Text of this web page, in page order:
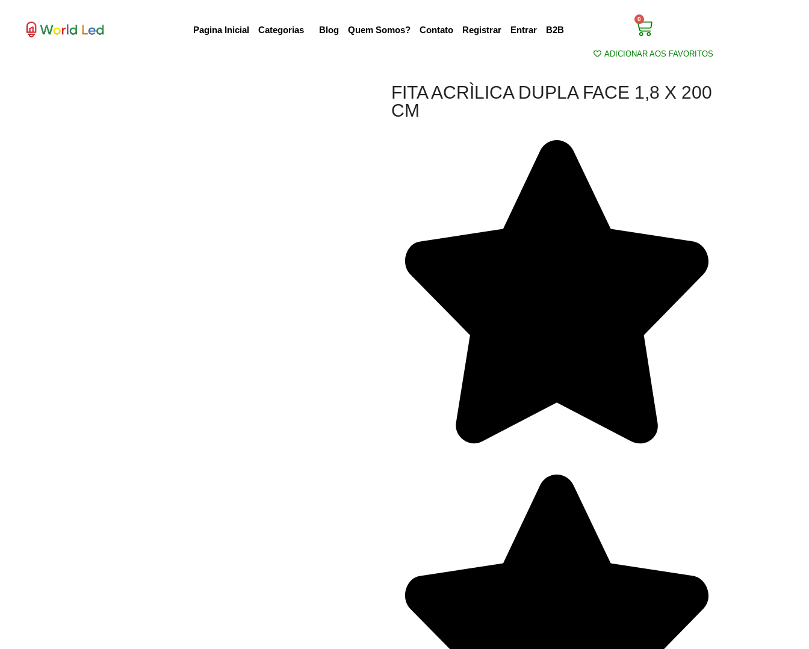
Pagina Inicial Categorias Blog Quem Somos? Contato Registrar Entrar B2B
0
ADICIONAR AOS FAVORITOS
FITA ACRÌLICA DUPLA FACE 1,8 X 200
CM